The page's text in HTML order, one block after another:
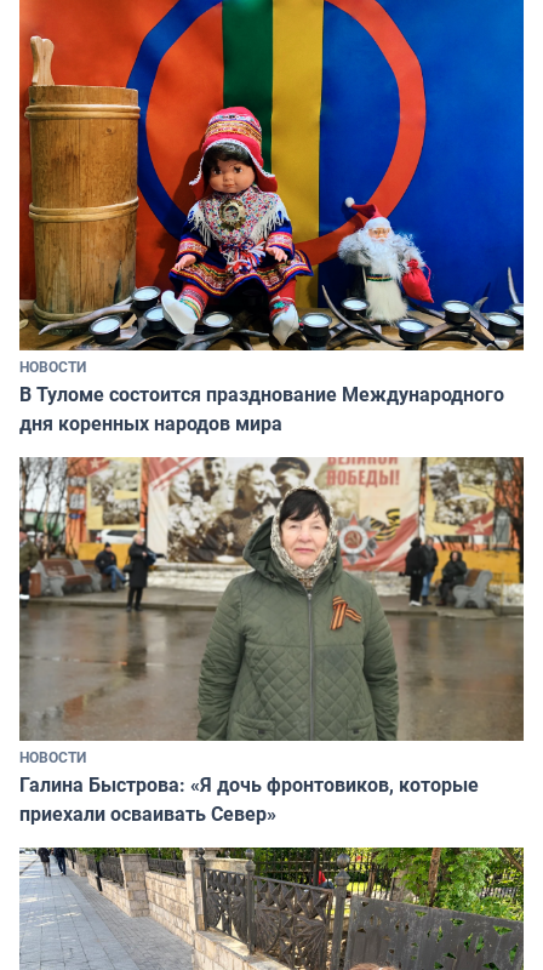
НОВОСТИ
В Туломе состоится празднование Международного
дня коренных народов мира
НОВОСТИ
Галина Быстрова: «Я дочь фронтовиков, которые
приехали осваивать Север»